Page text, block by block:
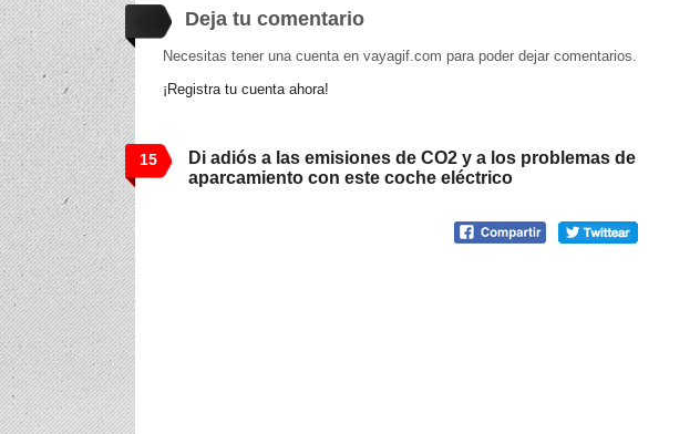
Deja tu comentario
Necesitas tener una cuenta en vayagif.com para poder dejar comentarios.
¡Registra tu cuenta ahora!
15
Di adiós a las emisiones de CO2 y a los problemas de
aparcamiento con este coche eléctrico